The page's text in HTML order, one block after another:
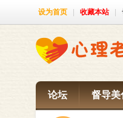
设为首页 收藏本站
论坛 督导美